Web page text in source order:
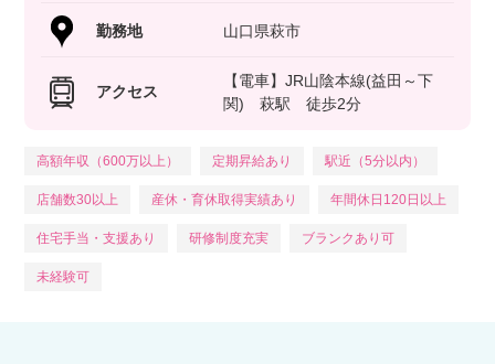
勤務地 山口県萩市
アクセス
【電車】JR山陰本線(益田～下
関) 萩駅 徒歩2分
高額年収（600万以上） 定期昇給あり 駅近（5分以内）
店舗数30以上 産休・育休取得実績あり 年間休日120日以上
住宅手当・支援あり 研修制度充実 ブランクあり可
未経験可